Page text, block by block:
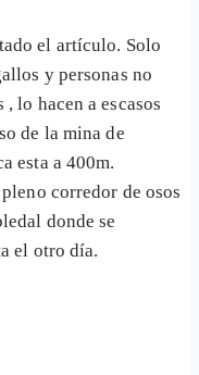
el artículo. Solo
y personas no
lo hacen a escasos
de la mina de
esta a 400m.
corredor de osos
donde se
el otro día.